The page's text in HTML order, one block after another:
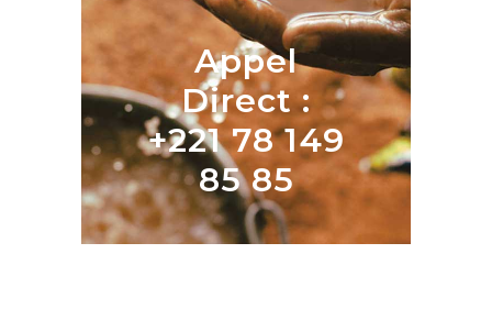
Appel
Direct :
+221 78 149
85 85